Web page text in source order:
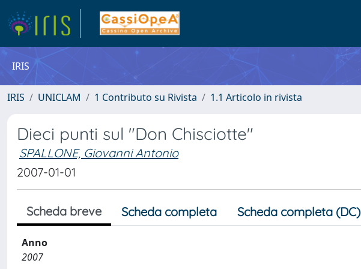
IRIS
IRIS UNICLAM 1 Contributo su Rivista 1.1 Articolo in rivista
Dieci punti sul "Don Chisciotte"
SPALLONE, Giovanni Antonio
2007-01-01
Scheda breve Scheda completa Scheda completa (DC)
Anno
2007